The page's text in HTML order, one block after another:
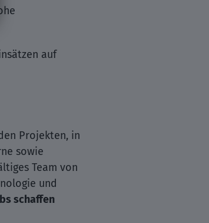
auf
Projekten, in
sowie
Team von
und
schaffen